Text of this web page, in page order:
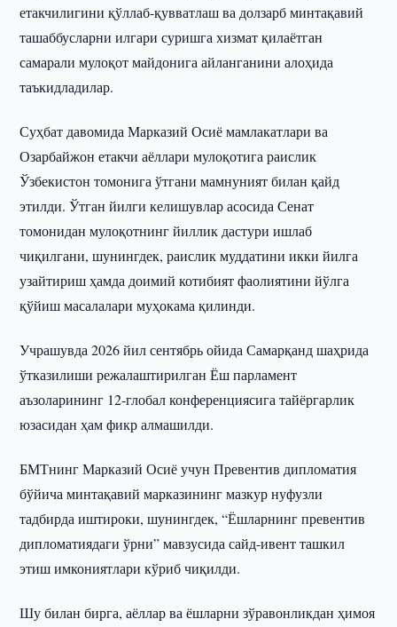
етакчилигини қўллаб-қувватлаш ва долзарб минтақавий
ташаббусларни илгари суришга хизмат қилаётган
самарали мулоқот майдонига айланганини алоҳида
таъкидладилар.
Суҳбат давомида Марказий Осиё мамлакатлари ва
Озарбайжон етакчи аёллари мулоқотига раислик
Ўзбекистон томонига ўтгани мамнуният билан қайд
этилди. Ўтган йилги келишувлар асосида Сенат
томонидан мулоқотнинг йиллик дастури ишлаб
чиқилгани, шунингдек, раислик муддатини икки йилга
узайтириш ҳамда доимий котибият фаолиятини йўлга
қўйиш масалалари муҳокама қилинди.
Учрашувда 2026 йил сентябрь ойида Самарқанд шаҳрида
ўтказилиши режалаштирилган Ёш парламент
аъзоларининг 12-глобал конференциясига тайёргарлик
юзасидан ҳам фикр алмашилди.
БМТнинг Марказий Осиё учун Превентив дипломатия
бўйича минтақавий марказининг мазкур нуфузли
тадбирда иштироки, шунингдек, “Ёшларнинг превентив
дипломатиядаги ўрни” мавзусида сайд-ивент ташкил
этиш имкониятлари кўриб чиқилди.
Шу билан бирга, аёллар ва ёшларни зўравонликдан ҳимоя